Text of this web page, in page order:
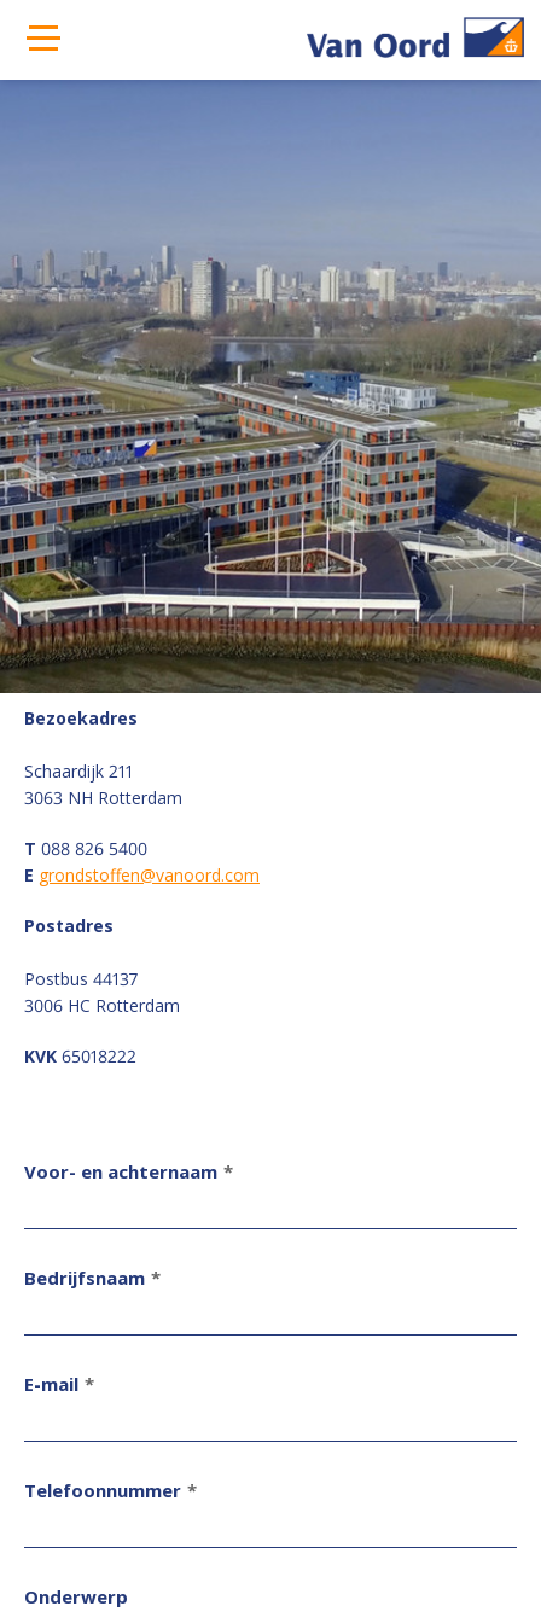
Bezoekadres
Schaardijk 211
3063 NH Rotterdam
T 088 826 5400
E grondstoffen@vanoord.com
Postadres
Postbus 44137
3006 HC Rotterdam
KVK 65018222
Voor- en achternaam *
Bedrijfsnaam *
E-mail *
Telefoonnummer *
Onderwerp